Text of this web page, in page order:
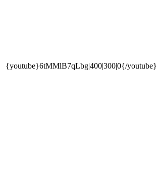
{youtube}6tMMlB7qLbg|400|300|0{/youtube}